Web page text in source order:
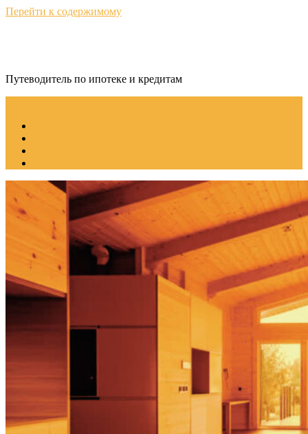
Перейти к содержимому
Путеводитель по ипотеке и кредитам